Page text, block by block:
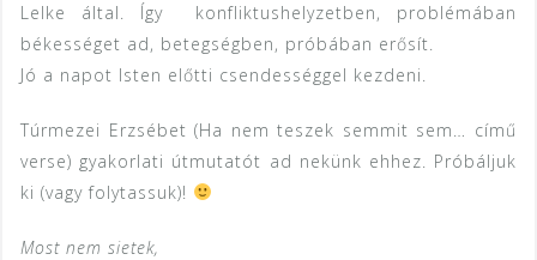
Lelke által. Így konfliktushelyzetben, problémában
békességet ad, betegségben, próbában erősít.
Jó a napot Isten előtti csendességgel kezdeni.
Túrmezei Erzsébet (Ha nem teszek semmit sem… című
verse) gyakorlati útmutatót ad nekünk ehhez. Próbáljuk
ki (vagy folytassuk)!
Most nem sietek,